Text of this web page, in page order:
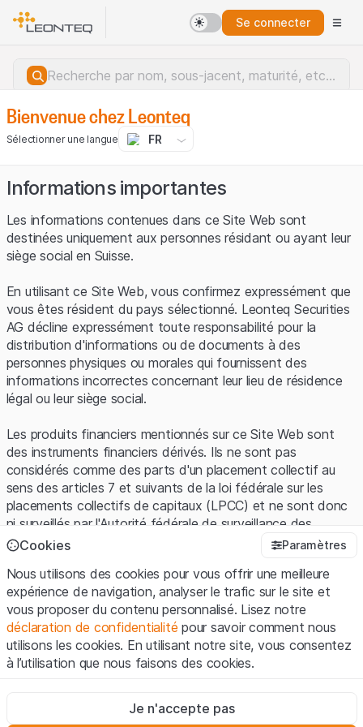
Se connecter
Erreur du serveur.
Bienvenue chez Leonteq
Sélectionner une langue FR
Informations importantes
Les informations contenues dans ce Site Web sont
destinées uniquement aux personnes résidant ou ayant leur
siège social en Suisse.
En utilisant ce Site Web, vous confirmez expressément que
vous êtes résident du pays sélectionné. Leonteq Securities
AG décline expressément toute responsabilité pour la
distribution d'informations ou de documents à des
personnes physiques ou morales qui fournissent des
informations incorrectes concernant leur lieu de résidence
légal ou leur siège social.
Les produits financiers mentionnés sur ce Site Web sont
des instruments financiers dérivés. Ils ne sont pas
considérés comme des parts d'un placement collectif au
sens des articles 7 et suivants de la loi fédérale sur les
placements collectifs de capitaux (LPCC) et ne sont donc
ni surveillés par l'Autorité fédérale de surveillance des
marchés financiers (FINMA) ni enregistrés auprès de la
protection spécifique des investisseurs prévue par la LPCC.
Conditions d'utilisation et informations juridiques
En utilisant le Site Web de Leonteq Securities AG (ci-après
"Site Web"), vous confirmez que vous avez compris et que
vous acceptez les informations juridiques, les notes
vous n'acceptez pas les Conditions d'utilisation, veuillez-
vous abstenir d'utiliser ce Site Web.
Cookies Paramètres
Nous utilisons des cookies pour vous offrir une meilleure
expérience de navigation, analyser le trafic sur le site et
vous proposer du contenu personnalisé. Lisez notre
déclaration de confidentialité pour savoir comment nous
utilisons les cookies. En utilisant notre site, vous consentez
à l’utilisation que nous faisons des cookies.
Ces cookies sont nécessaires au bon fonctionnement du site
Je n'accepte pas